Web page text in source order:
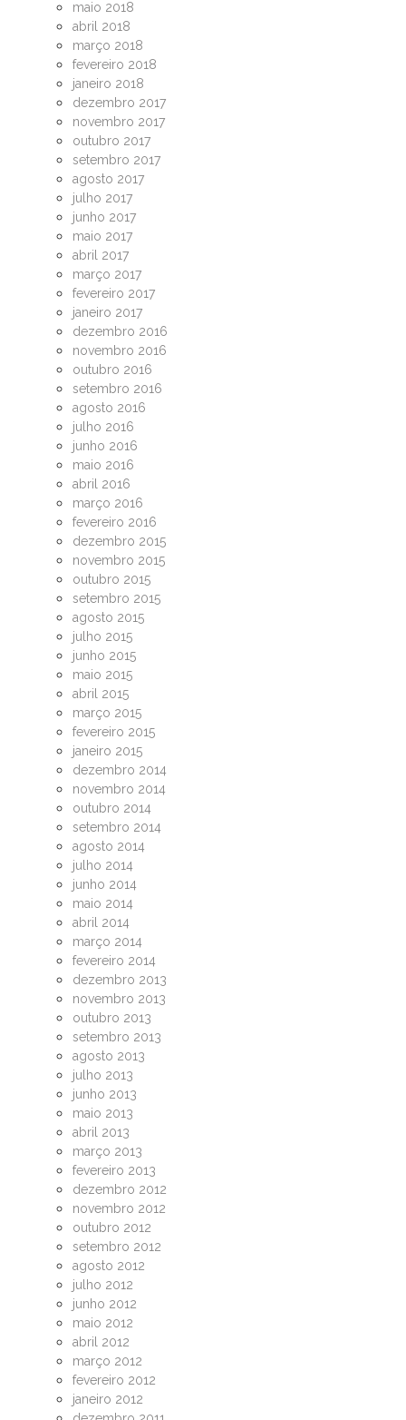
maio 2018
abril 2018
março 2018
fevereiro 2018
janeiro 2018
dezembro 2017
novembro 2017
outubro 2017
setembro 2017
agosto 2017
julho 2017
junho 2017
maio 2017
abril 2017
março 2017
fevereiro 2017
janeiro 2017
dezembro 2016
novembro 2016
outubro 2016
setembro 2016
agosto 2016
julho 2016
junho 2016
maio 2016
abril 2016
março 2016
fevereiro 2016
dezembro 2015
novembro 2015
outubro 2015
setembro 2015
agosto 2015
julho 2015
junho 2015
maio 2015
abril 2015
março 2015
fevereiro 2015
janeiro 2015
dezembro 2014
novembro 2014
outubro 2014
setembro 2014
agosto 2014
julho 2014
junho 2014
maio 2014
abril 2014
março 2014
fevereiro 2014
dezembro 2013
novembro 2013
outubro 2013
setembro 2013
agosto 2013
julho 2013
junho 2013
maio 2013
abril 2013
março 2013
fevereiro 2013
dezembro 2012
novembro 2012
outubro 2012
setembro 2012
agosto 2012
julho 2012
junho 2012
maio 2012
abril 2012
março 2012
fevereiro 2012
janeiro 2012